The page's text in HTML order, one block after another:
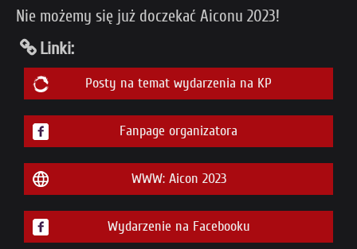
Nie możemy się już doczekać Aiconu 2023!
Linki:
Posty na temat wydarzenia na KP
Fanpage organizatora
WWW: Aicon 2023
Wydarzenie na Facebooku